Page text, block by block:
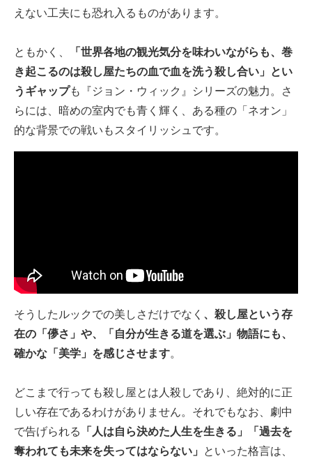
えない工夫にも恐れ入るものがあります。
ともかく、
「世界各地の観光気分を味わいながらも、巻
き起こるのは殺し屋たちの血で血を洗う殺し合い」とい
うギャップも『ジョン・ウィック』シリーズの魅力。さ
らには、暗めの室内でも青く輝く、ある種の「ネオン」
的な背景での戦いもスタイリッシュです。
そうしたルックでの美しさだけでなく 、殺し屋という存
在の「儚さ」や、「自分が生きる道を選ぶ」物語にも、
確かな「美学」を感じさせます。
どこまで行っても殺し屋とは人殺しであり、絶対的に正
しい存在であるわけがありません。それでもなお、劇中
で告げられる
「人は自ら決めた人生を生きる」「過去を
奪われても未来を失ってはならない」
といった格言は、